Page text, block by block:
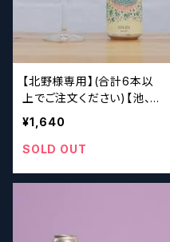
【北野様専用】(合計6本以
上でご注文ください)【池、
秋】ハドソンバレー Hud
¥1,640
SOLD OUT